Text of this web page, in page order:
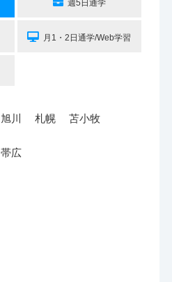
週5日通学
月1・2日通学/Web学習
旭川 札幌 苫小牧
帯広